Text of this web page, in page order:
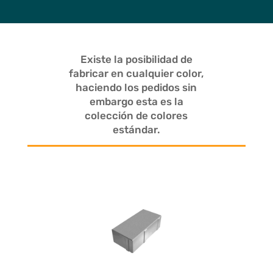
Existe la posibilidad de
fabricar en cualquier color,
haciendo los pedidos sin
embargo esta es la
colección de colores
estándar.